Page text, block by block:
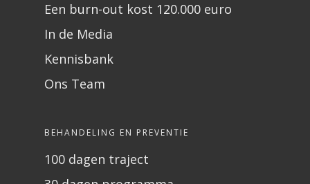
Een burn-out kost 120.000 euro
In de Media
Kennisbank
Ons Team
BEHANDELING EN PREVENTIE
100 dagen traject